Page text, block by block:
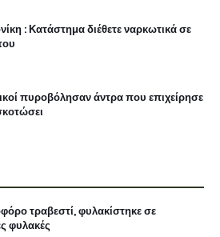
: Κατάστημα διέθετε ναρκωτικά σε
πυροβόλησαν άντρα που επιχείρησε
τραβεστί, φυλακίστηκε σε
φυλακές